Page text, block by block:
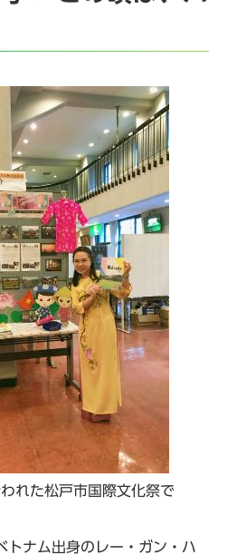
れた松戸市国際文化祭で
トナム出身のレー・ガン・ハ